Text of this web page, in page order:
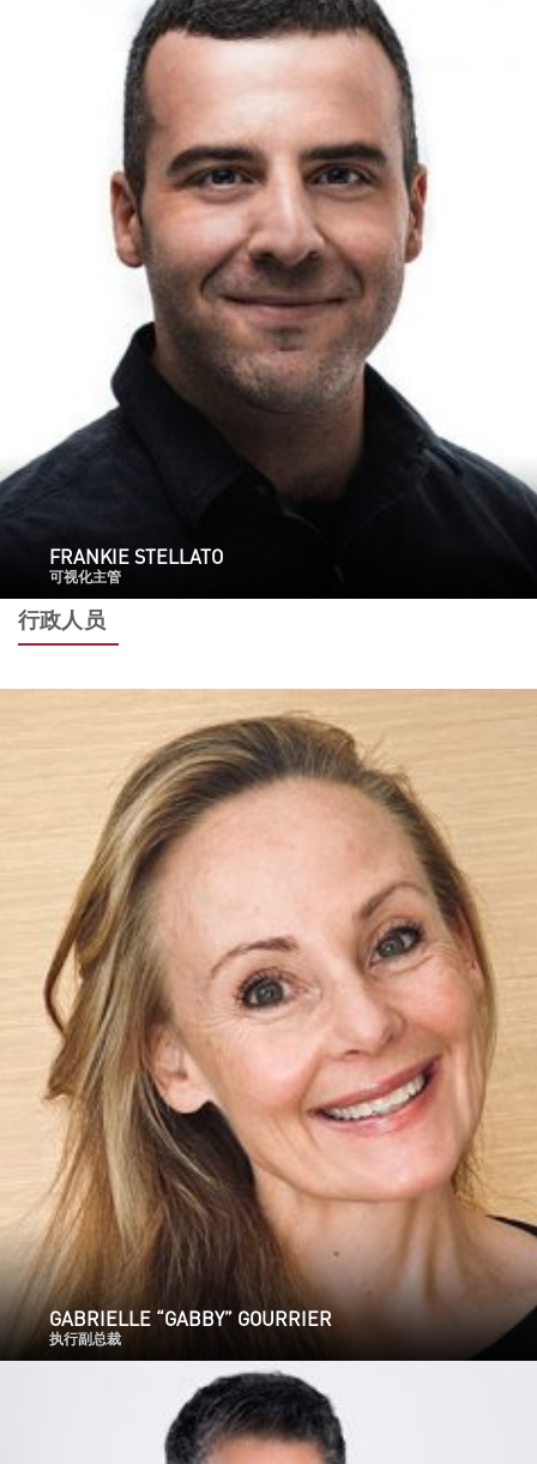
FRANKIE STELLATO
可视化主管
行政人员
GABRIELLE “GABBY” GOURRIER
执行副总裁